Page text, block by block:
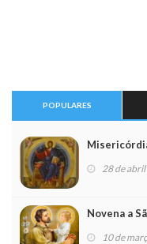
POPULARES
28 de
Novena a
10 de